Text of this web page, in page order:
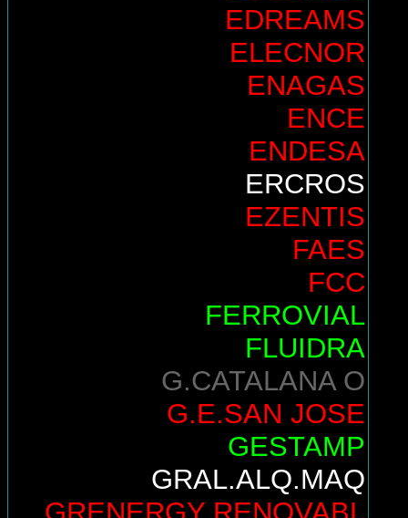
EDREAMS
ELECNOR
ENAGAS
ENCE
ENDESA
ERCROS
EZENTIS
FAES
FCC
FERROVIAL
FLUIDRA
G.CATALANA O
G.E.SAN JOSE
GESTAMP
GRAL.ALQ.MAQ